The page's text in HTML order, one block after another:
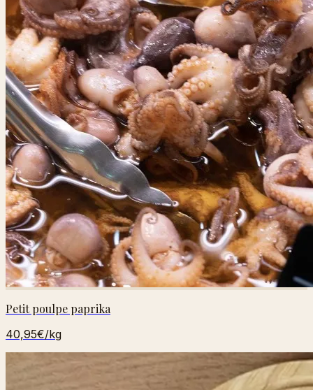
Petit poulpe paprika
40,95€/kg